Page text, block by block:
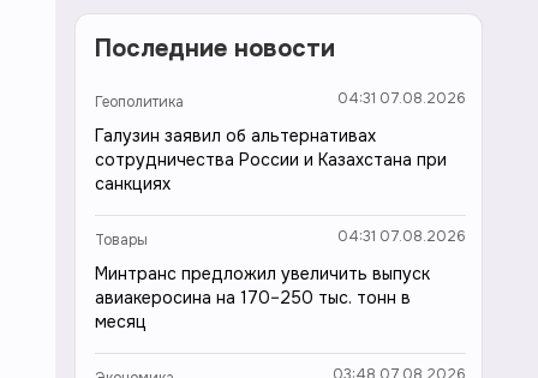
Последние новости
Геополитика 04:31 07.08.2026
Галузин заявил об альтернативах
сотрудничества России и Казахстана при
санкциях
Товары 04:31 07.08.2026
Минтранс предложил увеличить выпуск
авиакеросина на 170–250 тыс. тонн в
месяц